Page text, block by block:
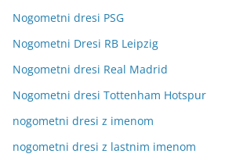
Nogometni dresi PSG
Nogometni Dresi RB Leipzig
Nogometni dresi Real Madrid
Nogometni dresi Tottenham Hotspur
nogometni dresi z imenom
nogometni dresi z lastnim imenom